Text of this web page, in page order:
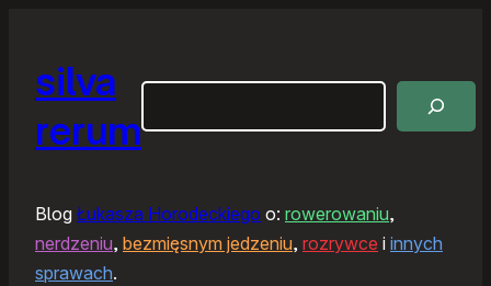
silva
rerum
Blog Łukasza Horodeckiego o: rowerowaniu,
nerdzeniu, bezmięsnym jedzeniu, rozrywce i innych
sprawach.